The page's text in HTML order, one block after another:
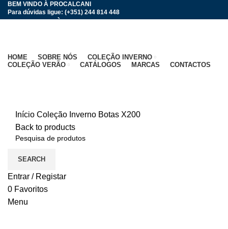
BEM VINDO À PROCALCANI
Para dúvidas ligue: (+351) 244 814 448
SEARCH
Entrar / Registar
0 Favoritos
Menu
HOME SOBRE NÓS
COLEÇÃO INVERNO
COLEÇÃO VERÃO
CATÁLOGOS MARCAS CONTACTOS
Início Coleção Inverno Botas X200
Back to products